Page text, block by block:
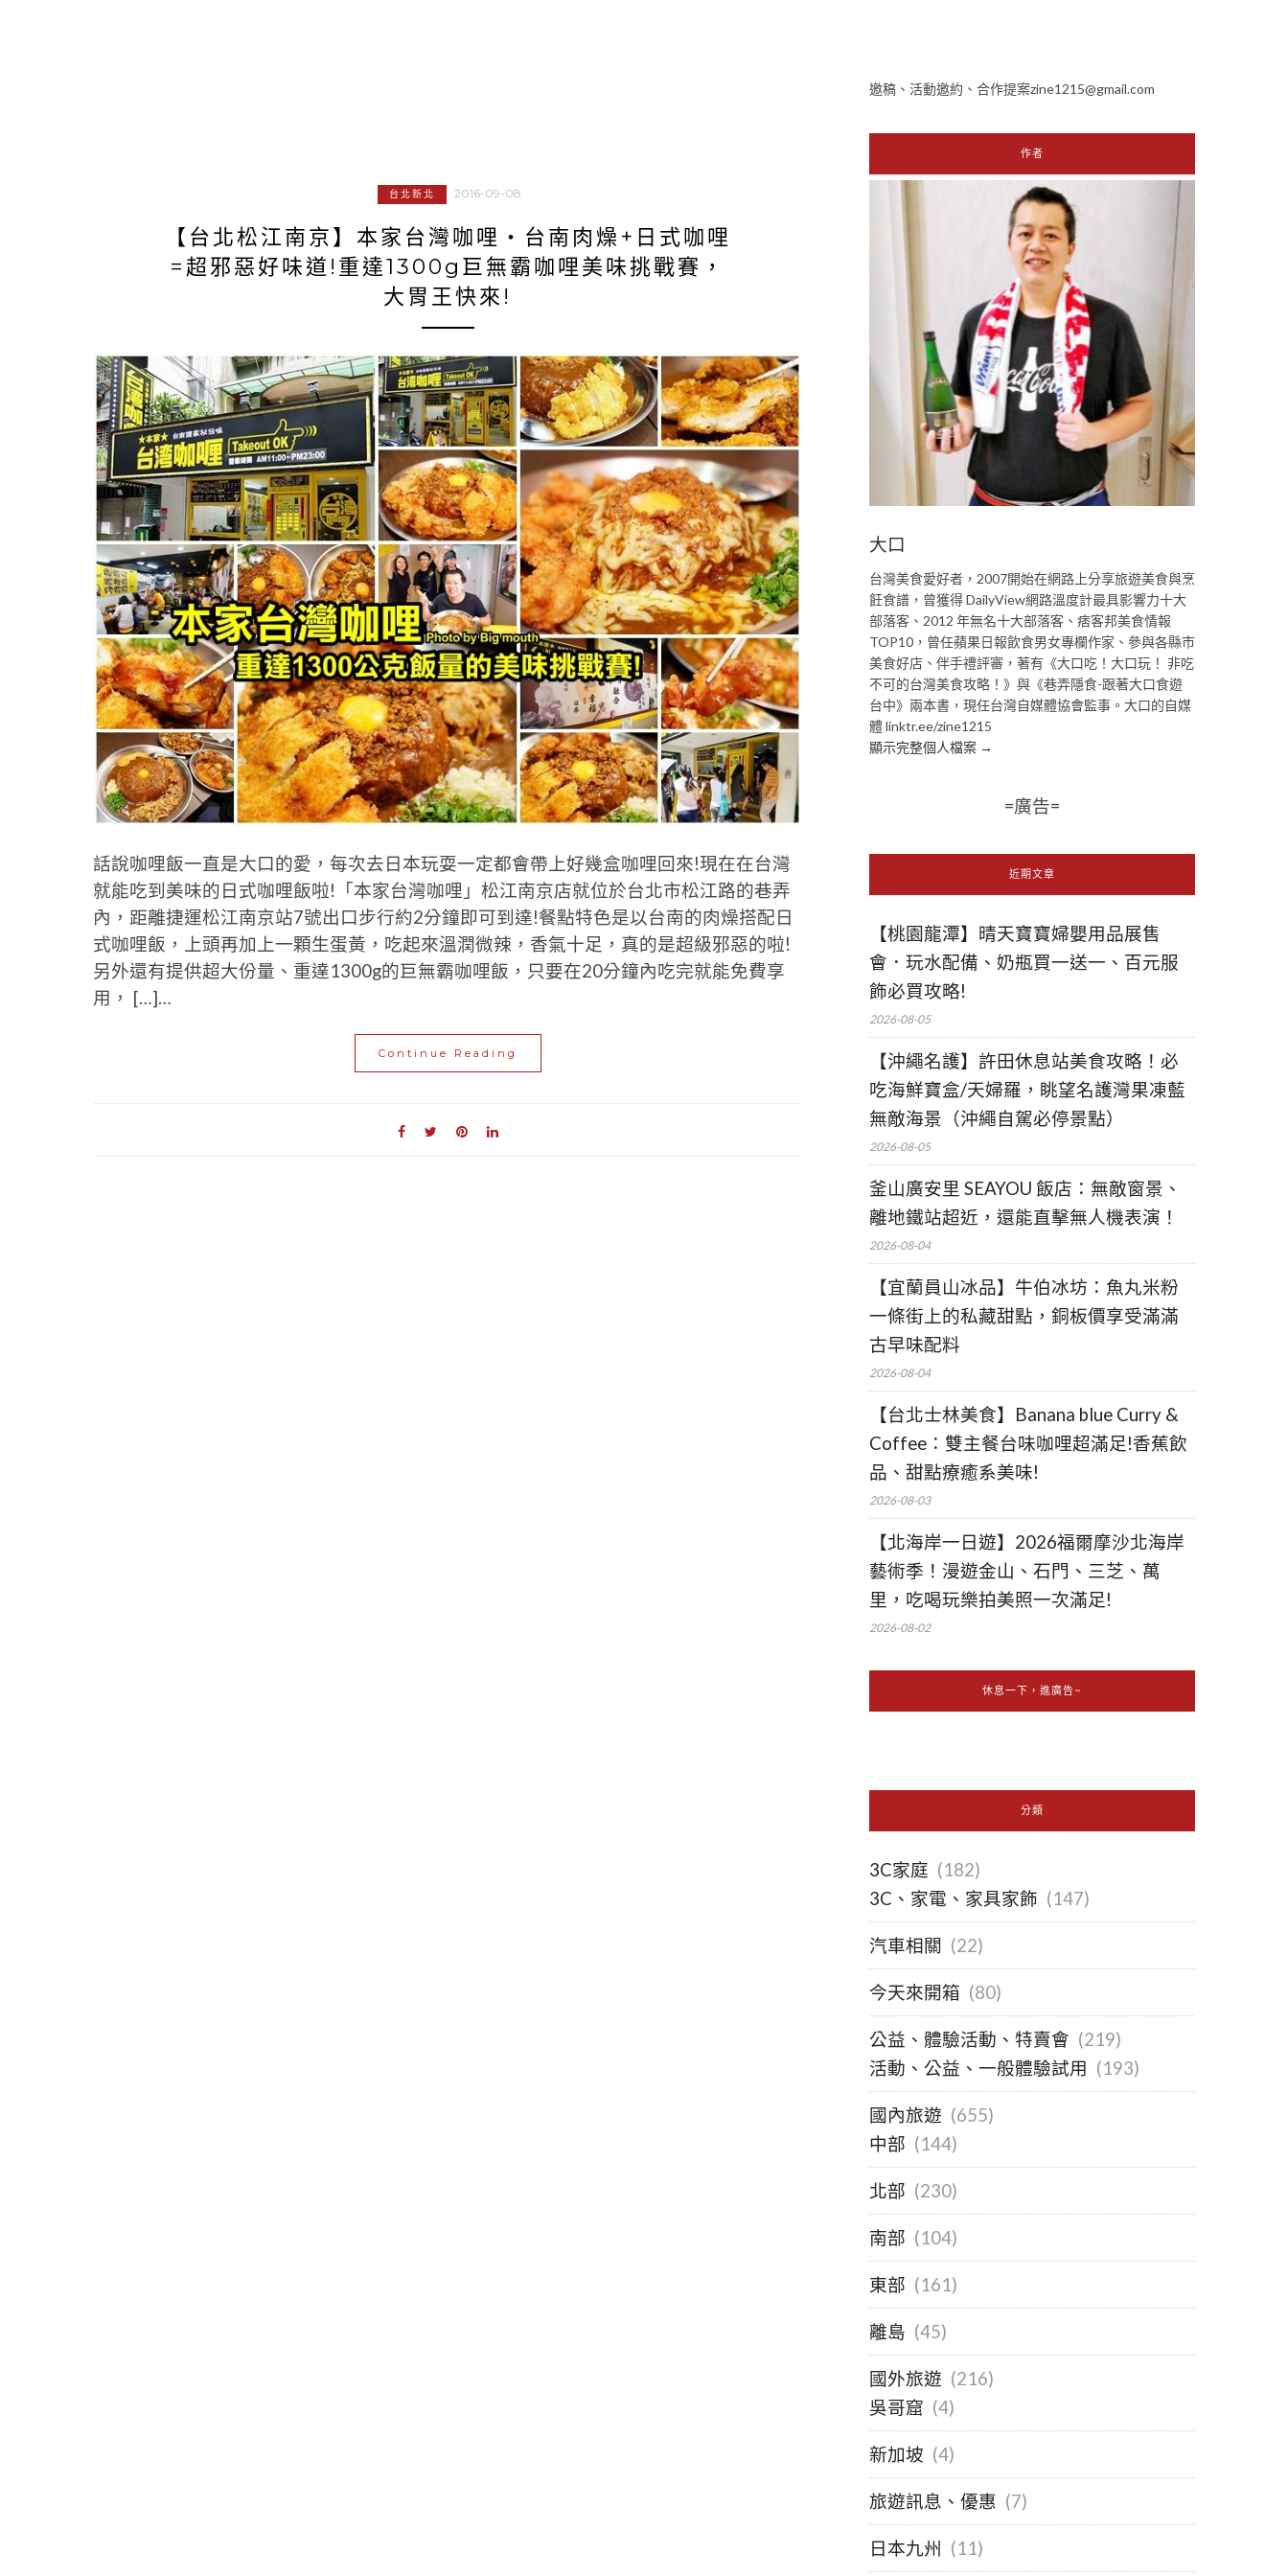
台北新北 2016-09-08
【台北松江南京】本家台灣咖哩‧台南肉燥+日式咖哩
=超邪惡好味道!重達1300g巨無霸咖哩美味挑戰賽，
大胃王快來!
話說咖哩飯一直是大口的愛，每次去日本玩耍一定都會帶上好幾盒咖哩回來!現在在台灣
就能吃到美味的日式咖哩飯啦!「本家台灣咖哩」松江南京店就位於台北市松江路的巷弄
內，距離捷運松江南京站7號出口步行約2分鐘即可到達!餐點特色是以台南的肉燥搭配日
式咖哩飯，上頭再加上一顆生蛋黃，吃起來溫潤微辣，香氣十足，真的是超級邪惡的啦!
另外還有提供超大份量、重達1300g的巨無霸咖哩飯，只要在20分鐘內吃完就能免費享
用， […]…
Continue Reading
邀稿、活動邀約、合作提案zine1215@gmail.com
作者
大口
台灣美食愛好者，2007開始在網路上分享旅遊美食與烹
飪食譜，曾獲得 DailyView網路溫度計最具影響力十大
部落客、2012 年無名十大部落客、痞客邦美食情報
TOP10，曾任蘋果日報飲食男女專欄作家、參與各縣市
美食好店、伴手禮評審，著有《大口吃！大口玩！ 非吃
不可的台灣美食攻略！》與《巷弄隱食-跟著大口食遊
台中》兩本書，現任台灣自媒體協會監事。大口的自媒
體 linktr.ee/zine1215
顯示完整個人檔案 →
=廣告=
近期文章
【桃園龍潭】晴天寶寶婦嬰用品展售
會．玩水配備、奶瓶買一送一、百元服
飾必買攻略!
2026-08-05
【沖繩名護】許田休息站美食攻略！必
吃海鮮寶盒/天婦羅，眺望名護灣果凍藍
無敵海景（沖繩自駕必停景點）
2026-08-05
釜山廣安里 SEAYOU 飯店：無敵窗景、
離地鐵站超近，還能直擊無人機表演！
2026-08-04
【宜蘭員山冰品】牛伯冰坊：魚丸米粉
一條街上的私藏甜點，銅板價享受滿滿
古早味配料
2026-08-04
【台北士林美食】Banana blue Curry &
Coffee：雙主餐台味咖哩超滿足!香蕉飲
品、甜點療癒系美味!
2026-08-03
【北海岸一日遊】2026福爾摩沙北海岸
藝術季！漫遊金山、石門、三芝、萬
里，吃喝玩樂拍美照一次滿足!
2026-08-02
休息一下，進廣告~
分類
3C家庭 (182)
3C、家電、家具家飾 (147)
汽車相關 (22)
今天來開箱 (80)
公益、體驗活動、特賣會 (219)
活動、公益、一般體驗試用 (193)
國內旅遊 (655)
中部 (144)
北部 (230)
南部 (104)
東部 (161)
離島 (45)
國外旅遊 (216)
吳哥窟 (4)
新加坡 (4)
旅遊訊息、優惠 (7)
日本九州 (11)